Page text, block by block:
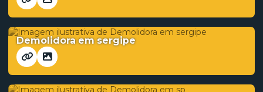
Demolidora em sergipe